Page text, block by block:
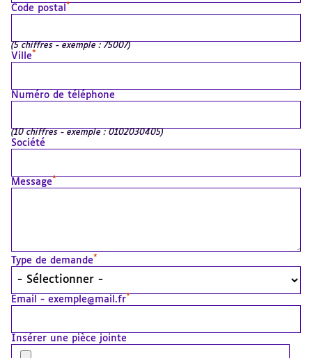
Code postal *
(5 chiffres - exemple : 75007)
Ville *
Numéro de téléphone
(10 chiffres - exemple : 0102030405)
Société
Message *
Type de demande *
Email - exemple@mail.fr*
Insérer une pièce jointe